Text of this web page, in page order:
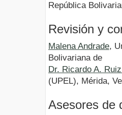
República
Revisión y
Malena Andrade,
Bolivariana de
Dr. Ricardo A.
(UPEL), Mérida,
Asesores de